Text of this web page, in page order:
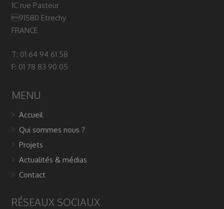
1C rue Pasteur
91580 Etrechy
FRANCE
T: 01 64 94 61 58
F: 01 78 83 90 05
MENU
Accueil
Qui sommes nous ?
Projets
Actualités & médias
Contact
RÉSEAUX SOCIAUX